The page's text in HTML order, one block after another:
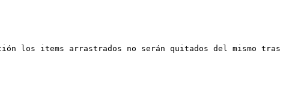
los items arrastrados no serán quitados del mismo tras